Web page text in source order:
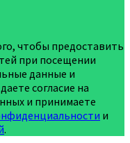
чтобы предоставить
при посещении
данные и
согласие на
и принимаете
и
.